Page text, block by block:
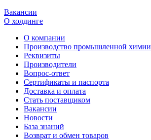
Вакансии
О холдинге
О компании
Производство промышленной химии
Реквизиты
Производители
Вопрос-ответ
Сертификаты и паспорта
Доставка и оплата
Стать поставщиком
Вакансии
Новости
База знаний
Возврат и обмен товаров